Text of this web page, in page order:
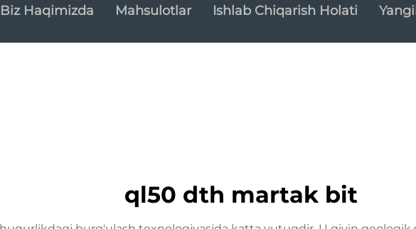
Biz Haqimizda Mahsulotlar Ishlab Chiqarish Holati
ql50 dth martak bit